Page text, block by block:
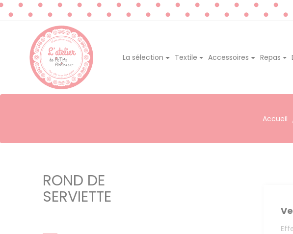
La sélection Textile Accessoires Repas
Accueil
ROND DE
SERVIETTE